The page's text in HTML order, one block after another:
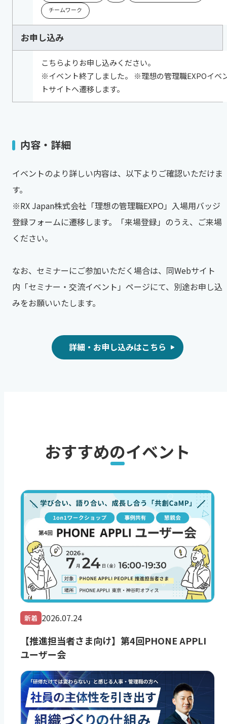
チームワーク
お申し込み
こちらよりお申し込みください。
※イベント終了しました。 ※理想の管理職EXPOイベ
トサイトへ遷移します。
内容・詳細
イベントのより詳しい内容は、以下よりご確認いただけま
す。
※RX Japan株式会社「理想の管理職EXPO」入場用バッジ
登録フォームに遷移します。「来場登録」のうえ、ご来場
ください。
なお、セミナーにご参加いただく場合は、同Webサイト
内「セミナー・交流イベント」ページにて、別途お申し込
みをお願いいたします。
詳細・お申し込みはこちら
おすすめのイベント
新着 2026.07.24
【推進担当者さま向け】第4回PHONE APPLI
ユーザー会